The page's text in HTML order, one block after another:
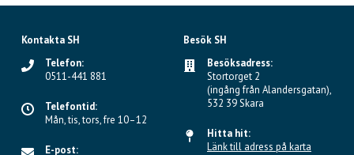
Kontakta SH
Telefon:
0511-441 881
Telefontid:
Mån, tis, tors, fre 10–12
E-post:
Besök SH
Besöksadress:
Stortorget 2
(ingång från Alandersgatan),
532 39 Skara
Hitta hit:
Länk till adress på karta